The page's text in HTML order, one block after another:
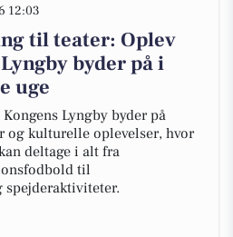
12:03
til teater: Oplev
byder på i
uge
Lyngby byder på
og kulturelle oplevelser, hvor
deltage i alt fra
til